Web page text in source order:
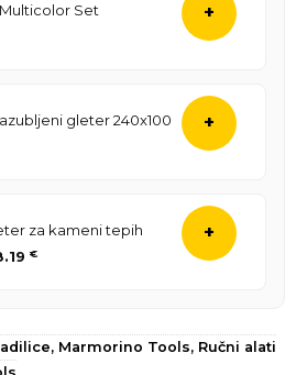
Set
+
gleter 240x100
+
za kameni tepih
€
+
, Marmorino Tools, Ručni alati